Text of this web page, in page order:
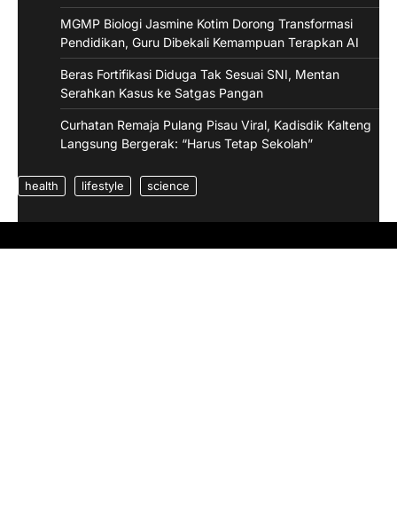
MGMP Biologi Jasmine Kotim Dorong Transformasi
Pendidikan, Guru Dibekali Kemampuan Terapkan AI
Beras Fortifikasi Diduga Tak Sesuai SNI, Mentan
Serahkan Kasus ke Satgas Pangan
Curhatan Remaja Pulang Pisau Viral, Kadisdik Kalteng
Langsung Bergerak: “Harus Tetap Sekolah”
health lifestyle science